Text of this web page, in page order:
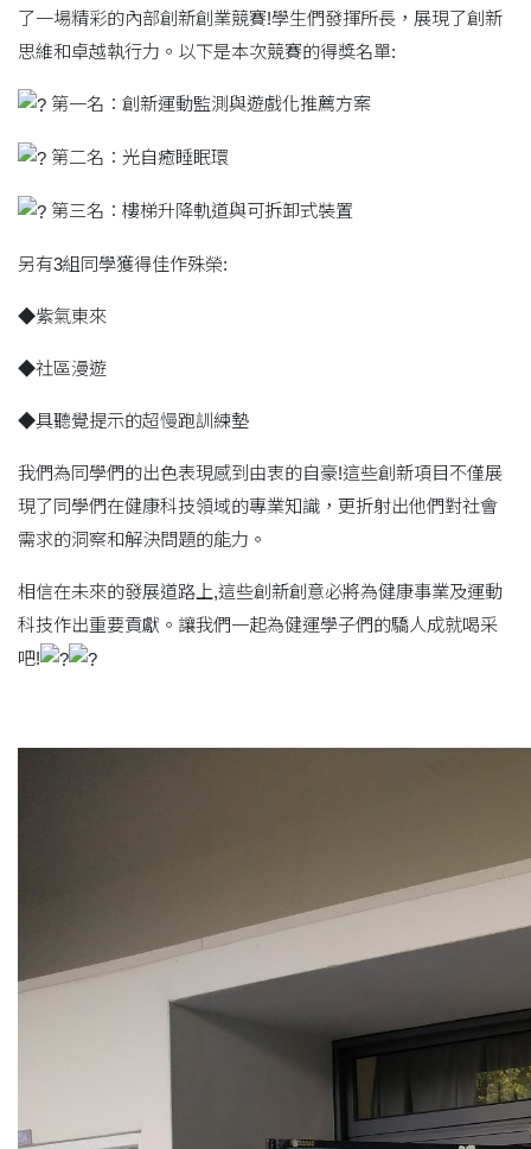
了一場精彩的內部創新創業競賽!學生們發揮所長，展現了創新
思維和卓越執行力。以下是本次競賽的得獎名單:
第一名：創新運動監測與遊戲化推薦方案
第二名：光自癒睡眠環
第三名：樓梯升降軌道與可拆卸式裝置
另有3組同學獲得佳作殊榮:
◆紫氣東來
◆社區漫遊
◆具聽覺提示的超慢跑訓練墊
我們為同學們的出色表現感到由衷的自豪!這些創新項目不僅展
現了同學們在健康科技領域的專業知識，更折射出他們對社會
需求的洞察和解決問題的能力。
相信在未來的發展道路上,這些創新創意必將為健康事業及運動
科技作出重要貢獻。讓我們一起為健運學子們的驕人成就喝采
吧!